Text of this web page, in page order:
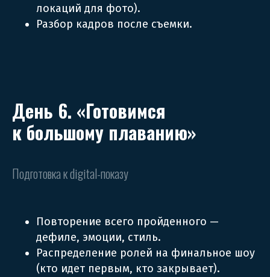
локаций для фото).
Разбор кадров после съемки.
День 6. «Готовимся
к большому плаванию»
Подготовка к digital-показу
Повторение всего пройденного —
дефиле, эмоции, стиль.
Распределение ролей на финальное шоу
(кто идет первым, кто закрывает).